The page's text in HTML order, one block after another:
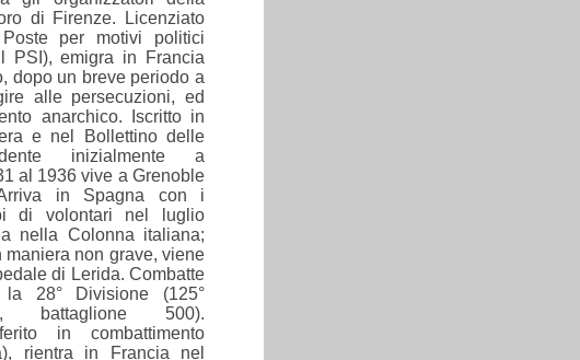
di Firenze. Licenziato
per motivi politici
PSI), emigra in Francia
dopo un breve periodo a
alle persecuzioni, ed
anarchico. Iscritto in
e nel Bollettino delle
inizialmente a
al 1936 vive a Grenoble
Arriva in Spagna con i
di volontari nel luglio
nella Colonna italiana;
maniera non grave, viene
di Lerida. Combatte
28° Divisione (125°
battaglione 500).
in combattimento
rientra in Francia nel